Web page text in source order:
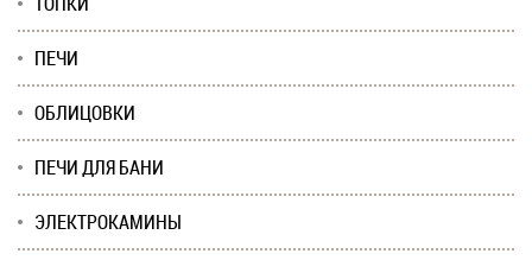
ПЕЧИ
ОБЛИЦОВКИ
ПЕЧИ ДЛЯ БАНИ
ЭЛЕКТРОКАМИНЫ